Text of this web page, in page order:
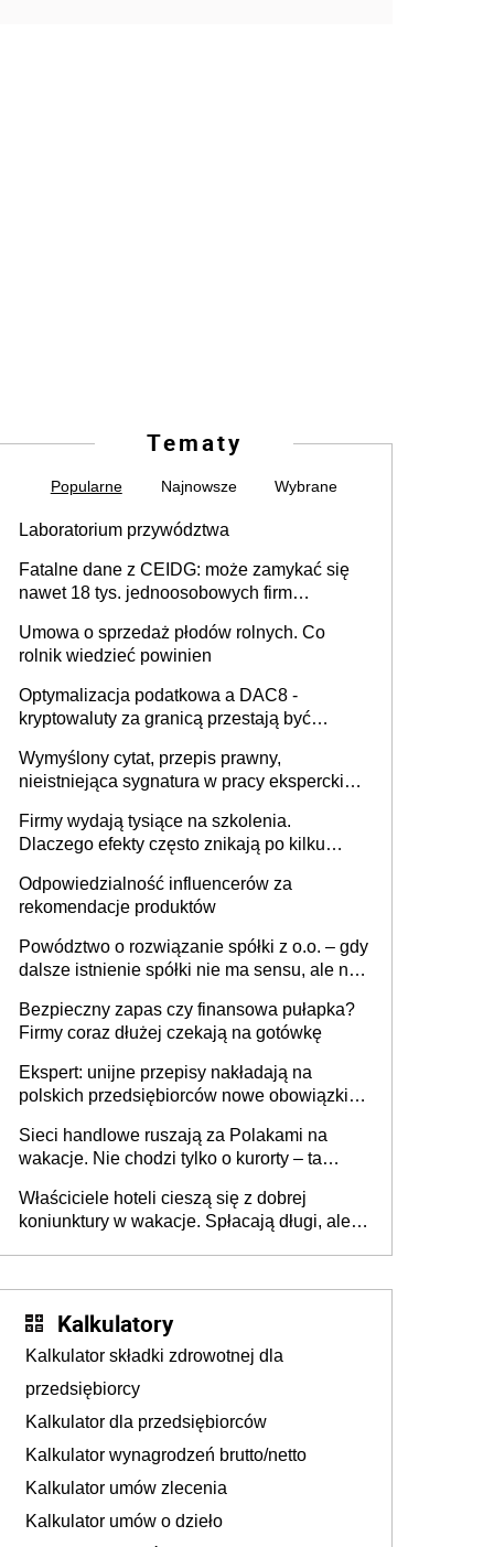
Tematy
Popularne Najnowsze Wybrane
Laboratorium przywództwa
Fatalne dane z CEIDG: może zamykać się
nawet 18 tys. jednoosobowych firm
Umowa o sprzedaż płodów rolnych. Co
rolnik wiedzieć powinien
Optymalizacja podatkowa a DAC8 -
kryptowaluty za granicą przestają być
Wymyślony cytat, przepis prawny,
nieistniejąca sygnatura w pracy eksperckiej -
firmie
Firmy wydają tysiące na szkolenia.
Dlaczego efekty często znikają po kilku
Odpowiedzialność influencerów za
rekomendacje produktów
Powództwo o rozwiązanie spółki z o.o. – gdy
dalsze istnienie spółki nie ma sensu, ale nie
Bezpieczny zapas czy finansowa pułapka?
Firmy coraz dłużej czekają na gotówkę
Ekspert: unijne przepisy nakładają na
polskich przedsiębiorców nowe obowiązki w
Sieci handlowe ruszają za Polakami na
wakacje. Nie chodzi tylko o kurorty – ta
tam, gdzie wielu spędzi urlop po cichu
Właściciele hoteli cieszą się z dobrej
koniunktury w wakacje. Spłacają długi, ale
Kalkulatory
Kalkulator składki zdrowotnej dla
przedsiębiorcy
Kalkulator dla przedsiębiorców
Kalkulator wynagrodzeń brutto/netto
Kalkulator umów zlecenia
Kalkulator umów o dzieło